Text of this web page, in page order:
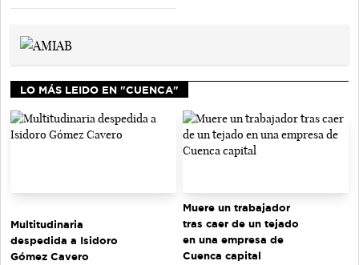
LO MÁS LEIDO EN "CUENCA"
Multitudinaria
despedida a Isidoro
Gómez Cavero
Muere un trabajador
tras caer de un tejado
en una empresa de
Cuenca capital